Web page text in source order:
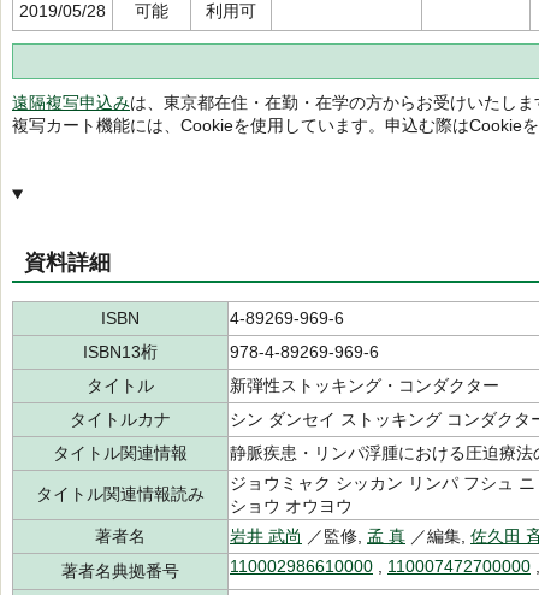
2019/05/28
可能 利用可
遠隔複写申込みは、東京都在住・在勤・在学の方からお受けいたしま
複写カート機能には、Cookieを使用しています。申込む際はCookie
資料詳細
ISBN
4-89269-969-6
ISBN13桁
978-4-89269-969-6
タイトル
新弾性ストッキング・コンダクター
タイトルカナ
シン ダンセイ ストッキング コンダクタ
タイトル関連情報
静脈疾患・リンパ浮腫における圧迫療法
タイトル関連情報読み
ジョウミャク シッカン リンパ フシュ
ショウ オウヨウ
著者名
岩井 武尚 ／監修, 孟 真 ／編集, 佐久田
著者名典拠番号
110002986610000 110007472700000